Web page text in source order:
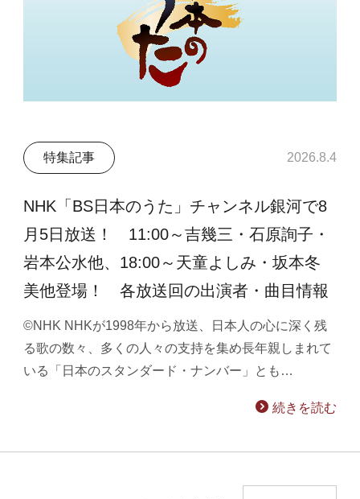
特集記事 2026.8.4
NHK「BS日本のうた」チャンネル銀河で8
月5日放送！ 11:00～吉幾三・石原詢子・
岩本公水他、18:00～天童よしみ・坂本冬
美他登場！ 各放送回の出演者・曲目情報
©NHK NHKが1998年から放送、日本人の心に深く残
る歌の数々、多くの人々の支持を集め長年親しまれて
いる「日本のスタンダード・ナンバー」とも…
続きを読む